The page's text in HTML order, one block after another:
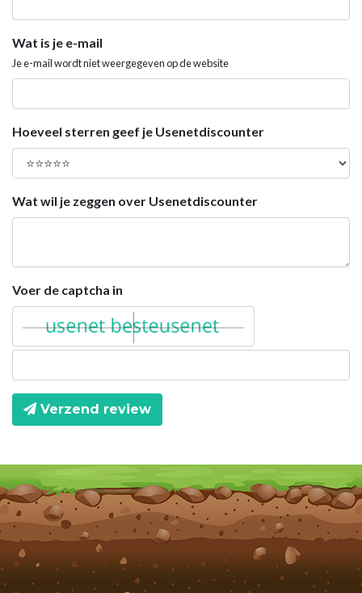
Wat is je e-mail
Je e-mail wordt niet weergegeven op de website
Hoeveel sterren geef je Usenetdiscounter
Wat wil je zeggen over Usenetdiscounter
Voer de captcha in
Verzend review